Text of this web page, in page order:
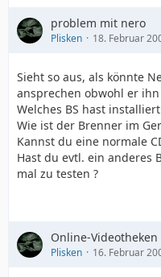
problem mit nero
Plisken 18. Februar
Sieht so aus, als könnte
ansprechen obwohl er
Welches BS hast installiert
Wie ist der Brenner im
Kannst du eine normale
Hast du evtl. ein anderes
mal zu testen ?
Online-Videotheken
Plisken 16. Februar